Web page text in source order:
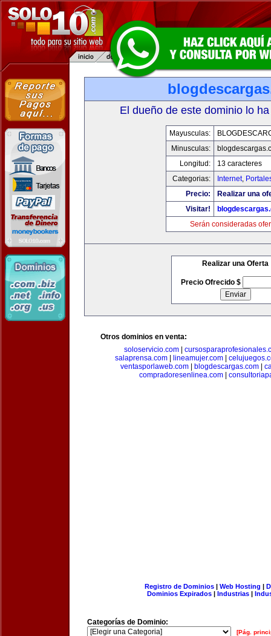
El dueño de este dominio lo
Mayusculas:
Minusculas:
Longitud:
13 caracteres
Categorias:
Internet,
Precio:
Realizar una
Visitar!
Serán consideradas
Realizar una Oferta
Precio Ofrecido $
Otros dominios en venta:
soloservicio.com|
salaprensa.com| lineamujer.com|
ventasporlaweb.com| blogdescargas.com|
compradoresenlinea.com|
Registro de Dominios| Web Hosting |
Dominios Expirados | Industrias |
Categorías de Dominio:
[Pág.